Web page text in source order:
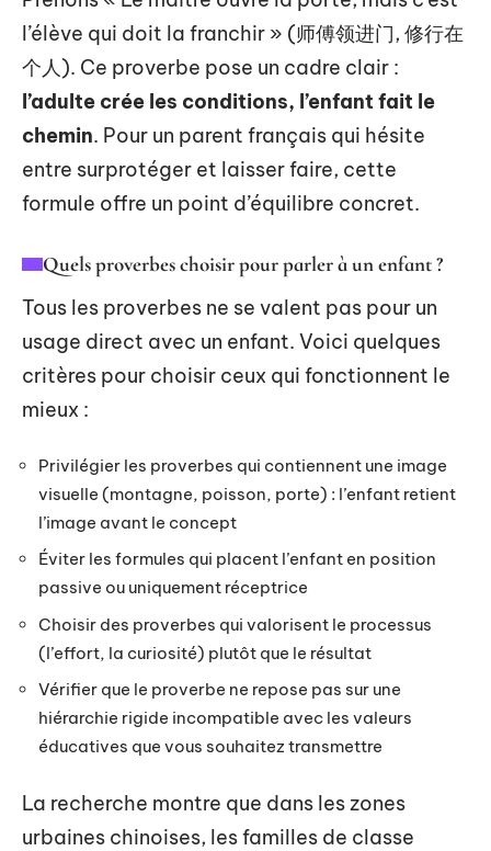
l’élève qui doit la franchir » (师傅领进门, 修行在
个人). Ce proverbe pose un cadre clair :
l’adulte crée les conditions, l’enfant fait le
chemin. Pour un parent français qui hésite
entre surprotéger et laisser faire, cette
formule offre un point d’équilibre concret.
Quels proverbes choisir pour parler à un enfant ?
Tous les proverbes ne se valent pas pour un
usage direct avec un enfant. Voici quelques
critères pour choisir ceux qui fonctionnent le
mieux :
Privilégier les proverbes qui contiennent une image
visuelle (montagne, poisson, porte) : l’enfant retient
l’image avant le concept
Éviter les formules qui placent l’enfant en position
passive ou uniquement réceptrice
Choisir des proverbes qui valorisent le processus
(l’effort, la curiosité) plutôt que le résultat
Vérifier que le proverbe ne repose pas sur une
hiérarchie rigide incompatible avec les valeurs
éducatives que vous souhaitez transmettre
La recherche montre que dans les zones
urbaines chinoises, les familles de classe